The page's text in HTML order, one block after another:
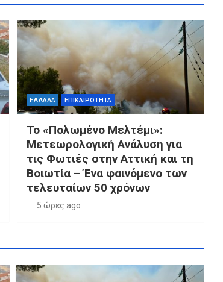
ΕΛΛΑΔΑ ΕΠΙΚΑΙΡΟΤΗΤΑ
Το «Πολωμένο Μελτέμι»:
Μετεωρολογική Ανάλυση για
τις Φωτιές στην Αττική και τη
Βοιωτία – Ένα φαινόμενο των
τελευταίων 50 χρόνων
5 ώρες ago